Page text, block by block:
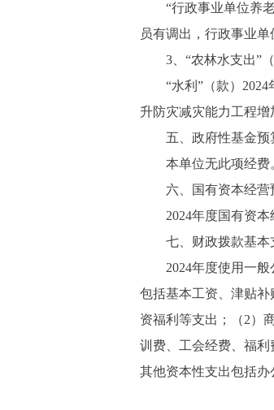
“行政事业单位养老
员有调出，行政事业单
3、“农林水支出”（
“水利”（款）2024年
升防灾减灾能力工程增
五、政府性基金预
本单位无此项经费
六、国有资本经营
2024年度国有资本经
七、财政拨款基本
2024年度使用一般公
包括基本工资、津贴
资福利等支出；（2）
训费、工会经费、福利
其他资本性支出包括办